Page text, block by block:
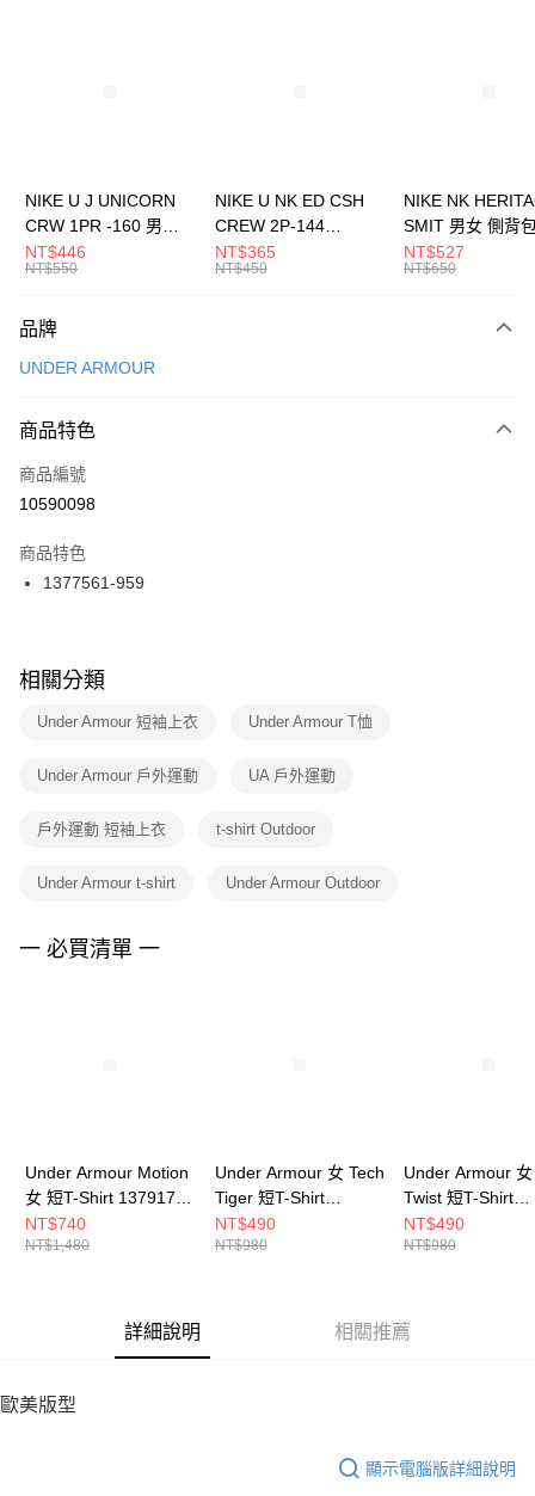
元大商業銀行
台灣樂天信用卡公司
全盈+PAY
AFTEE先享後付
【關於「AFTEE先享後付」】
便利好安心！
３．安心：先確認商品／服務後，再付款。
【「AFTEE先享後付」結帳流程】
１．於結帳方式選擇「AFTEE先享後付」後，將跳轉至「AFTEE先享後付」
２．訂單成立數日內，您將收到繳費通知簡訊。
３．收到繳費通知簡訊後14天內，點擊此簡訊中的連結，可透過四大超商／
ATM／網路銀行／等多元方式進行付款，方視為交易完成。
※ 交易是否成功請以「AFTEE先享後付 」之結帳頁面顯示為準，若有關於
是否繳費成功／繳費後需取消欲退款等相關疑問，請聯繫「AFTEE先享後付
客戶支援中心」https://netprotections.freshdesk.com/support/home
１．透過由恩沛科技股份有限公司提供之「AFTEE先享後付」服務完成之交
權轉讓予恩沛科技股份有限公司。
３．未成年的使用者請事先徵得法定代理人或監護人之同意方可使用
４．使用「AFTEE先享後付」時，將依據個別帳號之用戶狀況，依本公司即
運送方式
每筆NT$100，滿NT$1,500(含以上)免運費
宅配
每筆NT$100，滿NT$1,500(含以上)免運費
付款後門市自取
每筆NT$100，滿NT$1,500(含以上)免運費
NIKE U J UNICORN
CRW 1PR -160 男女
中統襪 FZ3393100
NT$446
NT$550
NIKE U NK ED CSH
CREW 2P-144
EMBRDY 男女 短統襪
FZ3073133
NT$365
NT$450
NIKE NK
SMIT 男女 側背
BA5871010
NT$527
NT$650
品牌
UNDER ARMOUR
商品特色
商品編號
10590098
商品特色
1377561-959
相關分類
Under Armour 短袖上衣 Under Armour T恤
Under Armour 戶外運動 UA 戶外運動
戶外運動 短袖上衣 t-shirt Outdoor
Under Armour t-shirt Under Armour Outdoor
一 必買清單 一
Under Armour Motion
女 短T-Shirt 1379178-
539
NT$740
NT$1,480
Under Armour 女 Tech
Tiger 短T-Shirt
1384222-686
NT$490
NT$980
Under Armour
Twist 短T-Shirt
1384230-465
NT$490
NT$980
詳細說明 相關推薦
歐美版型
顯示電腦版詳細說明